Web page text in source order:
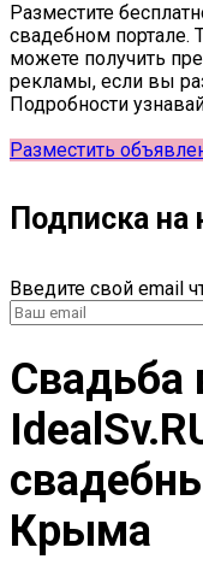
Разместите
свадебном портале.
можете получить
рекламы, если вы
Подробности
Разместить
Подписка на
Введите свой email
Свадьба
Крыма